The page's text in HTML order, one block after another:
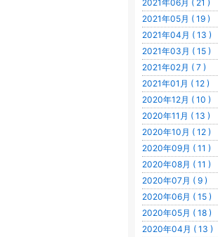
2021年06月 ( 21 )
2021年05月 ( 19 )
2021年04月 ( 13 )
2021年03月 ( 15 )
2021年02月 ( 7 )
2021年01月 ( 12 )
2020年12月 ( 10 )
2020年11月 ( 13 )
2020年10月 ( 12 )
2020年09月 ( 11 )
2020年08月 ( 11 )
2020年07月 ( 9 )
2020年06月 ( 15 )
2020年05月 ( 18 )
2020年04月 ( 13 )